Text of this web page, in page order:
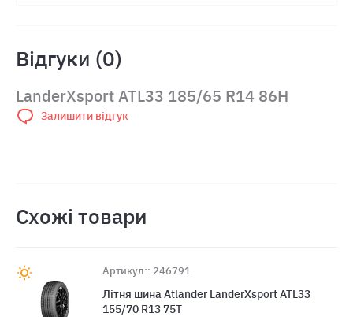
Відгуки (0)
LanderXsport ATL33 185/65 R14 86H
Залишити відгук
Схожі товари
Артикул:: 246791
Літня шина Atlander LanderXsport ATL33
155/70 R13 75T